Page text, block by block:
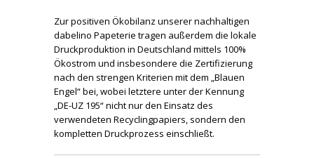
Zur positiven Ökobilanz unserer nachhaltigen
dabelino Papeterie tragen außerdem die lokale
Druckproduktion in Deutschland mittels 100%
Ökostrom und insbesondere die Zertifizierung
nach den strengen Kriterien mit dem „Blauen
Engel“ bei, wobei letztere unter der Kennung
„DE-UZ 195“ nicht nur den Einsatz des
verwendeten Recyclingpapiers, sondern den
kompletten Druckprozess einschließt.